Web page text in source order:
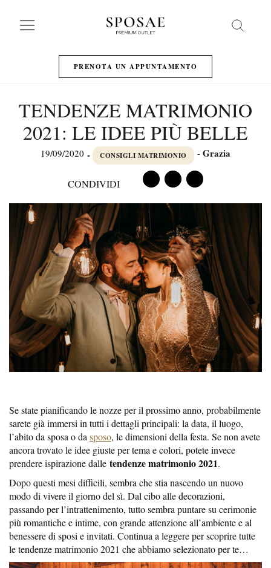
PRENOTA UN APPUNTAMENTO
TENDENZE MATRIMONIO
2021: LE IDEE PIÙ BELLE
19/09/2020 - CONSIGLI MATRIMONIO - Grazia
CONDIVIDI
Se state pianificando le nozze per il prossimo anno, probabilmente
sarete già immersi in tutti i dettagli principali: la data, il luogo,
l’abito da sposa o da sposo, le dimensioni della festa. Se non avete
ancora trovato le idee giuste per tema e colori, potete invece
prendere ispirazione dalle tendenze matrimonio 2021.
Dopo questi mesi difficili, sembra che stia nascendo un nuovo
modo di vivere il giorno del sì. Dal cibo alle decorazioni,
passando per l’intrattenimento, tutto sembra puntare su cerimonie
più romantiche e intime, con grande attenzione all’ambiente e al
benessere di sposi e invitati. Continua a leggere per scoprire tutte
le tendenze matrimonio 2021 che abbiamo selezionato per te…